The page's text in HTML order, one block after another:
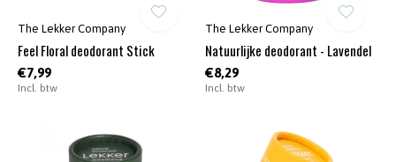
The Lekker Company
Feel Floral deodorant Stick
€7,99
Incl. btw
The Lekker Company
Natuurlijke deodorant - Lavendel
€8,29
Incl. btw